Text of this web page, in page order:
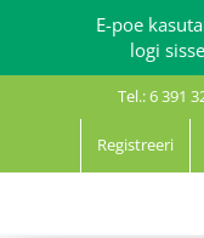
Tel.: 6 391
Registreeri
E-poe
logi